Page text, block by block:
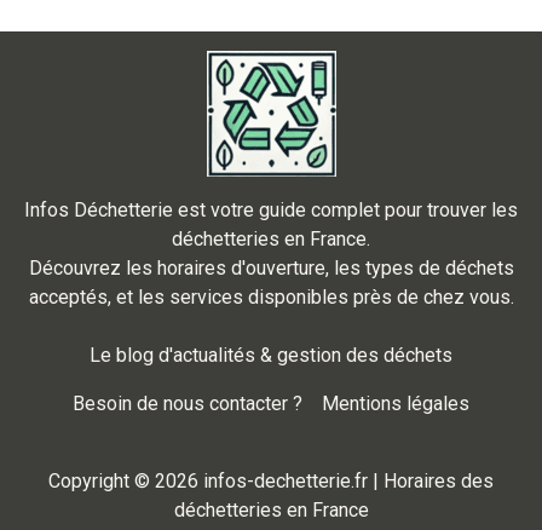
Infos Déchetterie est votre guide complet pour trouver les
déchetteries en France.
Découvrez les horaires d'ouverture, les types de déchets
acceptés, et les services disponibles près de chez vous.
Le blog d'actualités & gestion des déchets
Besoin de nous contacter ? Mentions légales
Copyright © 2026 infos-dechetterie.fr | Horaires des
déchetteries en France